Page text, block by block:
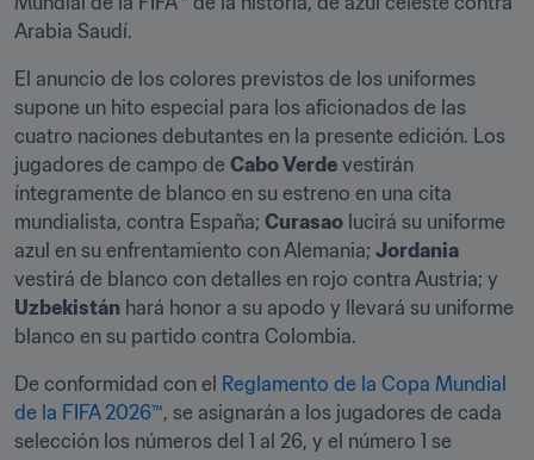
Arabia Saudí.
El anuncio de los colores previstos de los uniformes
supone un hito especial para los aficionados de las
cuatro naciones debutantes en la presente edición. Los
jugadores de campo de Cabo Verde vestirán
íntegramente de blanco en su estreno en una cita
mundialista, contra España; Curasao lucirá su uniforme
azul en su enfrentamiento con Alemania; Jordania
Uzbekistán hará honor a su apodo y llevará su uniforme
blanco en su partido contra Colombia.
De conformidad con el Reglamento de la Copa Mundial
de la FIFA 2026™, se asignarán a los jugadores de cada
selección los números del 1 al 26, y el número 1 se